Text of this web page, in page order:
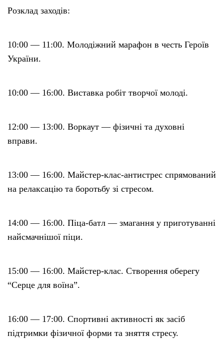
Розклад заходів:
10:00 — 11:00. Молодіжний марафон в честь Героїв
України.
10:00 — 16:00. Виставка робіт творчої молоді.
12:00 — 13:00. Воркаут — фізичні та духовні
вправи.
13:00 — 16:00. Майстер-клас-антистрес спрямований
на релаксацію та боротьбу зі стресом.
14:00 — 16:00. Піца-батл — змагання у приготуванні
найсмачнішої піци.
15:00 — 16:00. Майстер-клас. Створення оберегу
“Серце для воїна”.
16:00 — 17:00. Спортивні активності як засіб
підтримки фізичної форми та зняття стресу.